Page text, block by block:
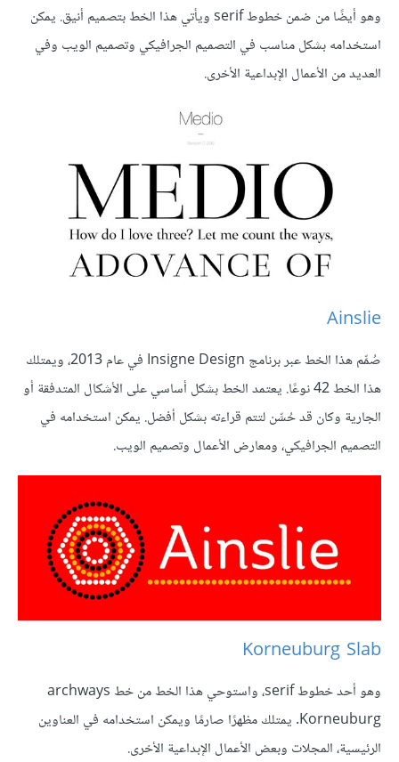
وهو أيضًا من ضمن خطوط serif ويأتي هذا الخط بتصميم أنيق. يمكن
استخدامه بشكل مناسب في التصميم الجرافيكي وتصميم الويب وفي
العديد من الأعمال الإبداعية الأخرى.
Ainslie
صُمِّم هذا الخط عبر برنامج Insigne Design في عام 2013، ويمتلك
هذا الخط 42 نوعًا. يعتمد الخط بشكل أساسي على الأشكال المتدفقة أو
الجارية وكان قد حُسِّن لتتم قراءته بشكل أفضل. يمكن استخدامه في
التصميم الجرافيكي، ومعارض الأعمال وتصميم الويب.
Korneuburg Slab
وهو أحد خطوط serif، واستوحي هذا الخط من خط archways
Korneuburg. يمتلك مظهرًا صارمًا ويمكن استخدامه في العناوين
الرئيسية، المجلات وبعض الأعمال الإبداعية الأخرى.